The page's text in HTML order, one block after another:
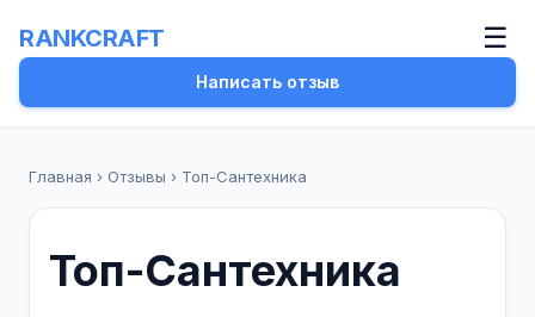
RANKCRAFT ☰
Написать отзыв
Главная › Отзывы › Топ-Сантехника
Топ-Сантехника